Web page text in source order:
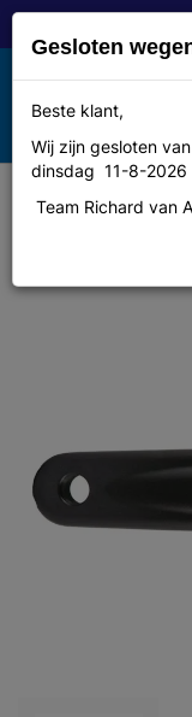
Toggle
navigation
MENU
Sunrace
Gesloten
Beste klant,
Wij zijn gesloten
dinsdag 11-8-2026
Team Richard van